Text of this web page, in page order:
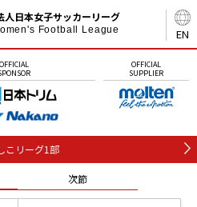
EN
人日本女子サッカーリーグ
Football League
OFFICIAL
OFFICIAL
SUPPLIER
こリーグ1部
次節